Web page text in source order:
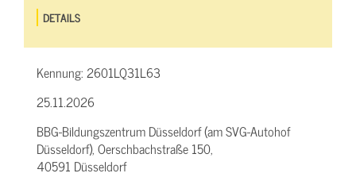
DETAILS
Kennung:2601LQ31L63
25.11.2026
BBG-Bildungszentrum Düsseldorf (am SVG-Autohof
Düsseldorf), Oerschbachstraße 150,
40591 Düsseldorf